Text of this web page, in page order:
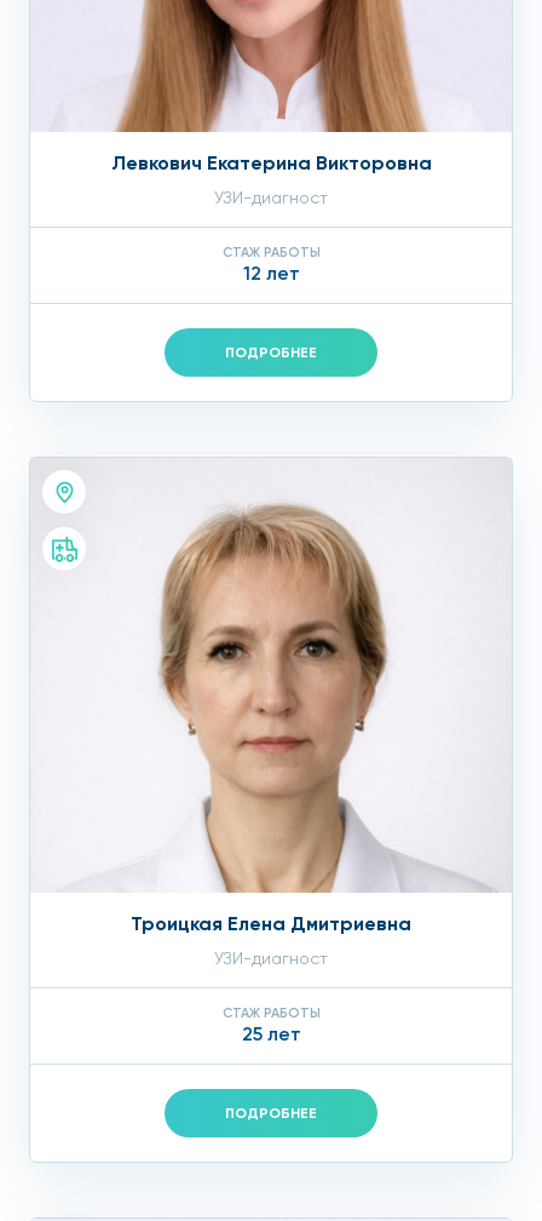
Левкович Екатерина Викторовна
УЗИ-диагност
СТАЖ РАБОТЫ
12 лет
ПОДРОБНЕЕ
Троицкая Елена Дмитриевна
УЗИ-диагност
СТАЖ РАБОТЫ
25 лет
ПОДРОБНЕЕ